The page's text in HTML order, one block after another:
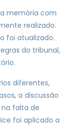
memória com
realizado.
foi atualizado.
do tribunal,
diferentes,
a discussão
falta de
foi aplicado a